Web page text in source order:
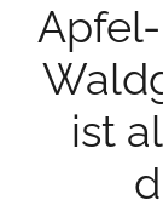
ist